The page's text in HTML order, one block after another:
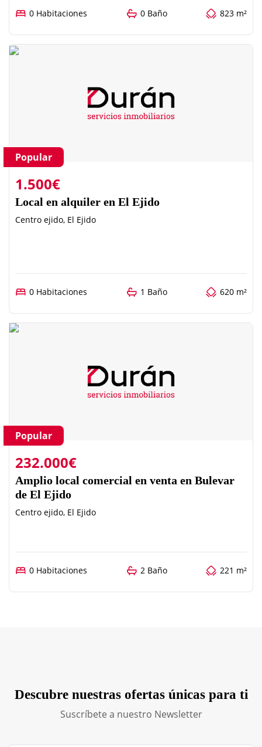
0 Habitaciones 0 Baño 823 m²
Popular
1.500€
Local en alquiler en El Ejido
Centro ejido, El Ejido
0 Habitaciones 1 Baño 620 m²
Popular
232.000€
Amplio local comercial en venta en Bulevar
de El Ejido
Centro ejido, El Ejido
0 Habitaciones 2 Baño 221 m²
Descubre nuestras ofertas únicas para ti
Suscríbete a nuestro Newsletter